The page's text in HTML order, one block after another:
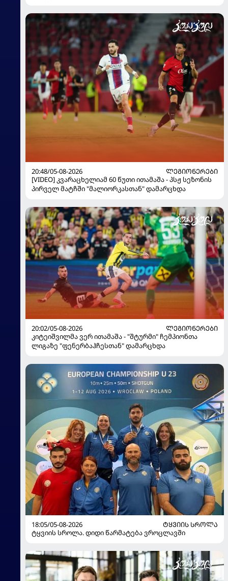
20:48/05-08-2026
ᲚᲔᲒᲘᲝᲜᲔᲠᲔᲑᲘ
[VIDEO] კვარაცხელიამ 60 წუთი ითამაშა - პსჟ სეზონის
პირველ მატჩში "მალიორკასთან" დამარცხდა
20:02/05-08-2026
ᲚᲔᲒᲘᲝᲜᲔᲠᲔᲑᲘ
კიტეიშვილმა ვერ ითამაშა - "შტურმი" ჩემპიონთა
ლიგაზე "ფენერბაჰჩესთან" დამარცხდა
18:05/05-08-2026
ᲢᲧᲕᲘᲘᲡ ᲡᲠᲝᲚᲐ
ტყვიის სროლა. დიდი წარმატება ვროცლავში